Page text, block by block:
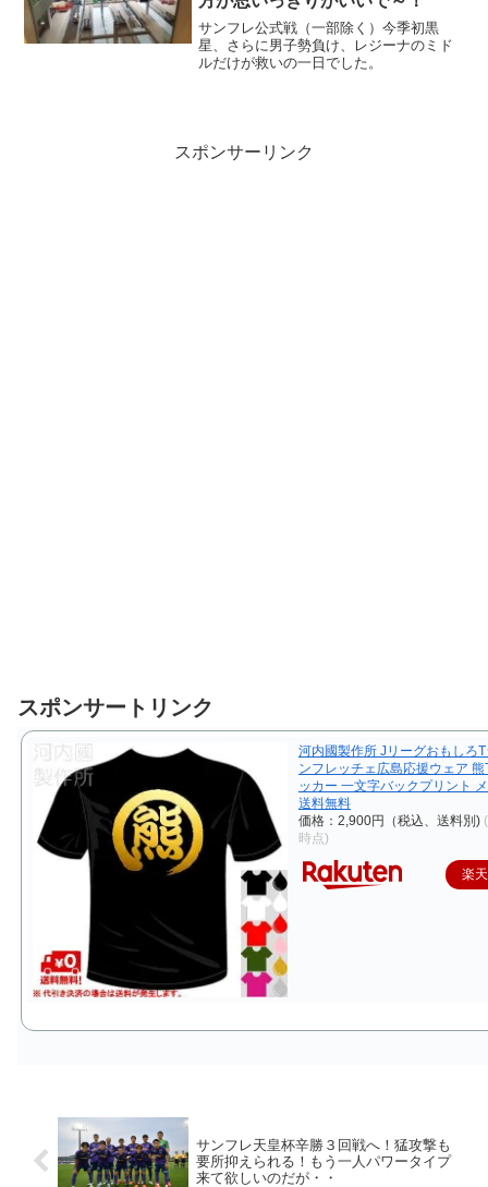
サンフレ公式戦（一部除く）今季初黒
星、さらに男子勢負け、レジーナのミド
ルだけが救いの一日でした。
スポンサーリンク
スポンサートリンク
河内國製作所 Jリーグおもしろ
ンフレッチェ広島応援ウェア
ッカー 一文字バックプリント
送料無料
価格：2,900円（税込、送料別)
時点)
楽
サンフレ天皇杯辛勝３回戦へ！猛攻撃も
要所抑えられる！もう一人パワータイプ
来て欲しいのだが・・